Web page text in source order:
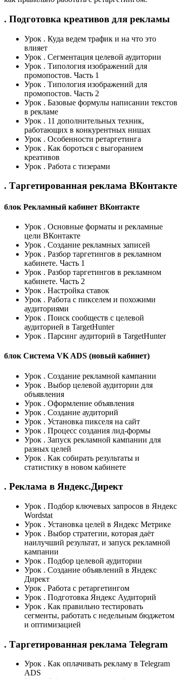
. Подготовка креативов для рекламы
Урок . Куда ведем трафик и на что это
влияет
Урок . Сегментация целевой аудитории
Урок . Типология изображений для
промопостов. Часть 1
Урок . Типология изображений для
промопостов. Часть 2
Урок . Базовые формулы написании текстов
в рекламе
Урок . 11 дополнительных техник,
работающих в конкурентных нишах
Урок . Особенности ретаргетинга
Урок . Как бороться с выгоранием
креативов
Урок . Работа с тизерами
. Таргетированная реклама ВКонтакте
блок Рекламный кабинет ВКонтакте
Урок . Основные форматы и рекламные
цели ВКонтакте
Урок . Создание рекламных записей
Урок . Разбор таргетингов в рекламном
кабинете. Часть 1
Урок . Разбор таргетингов в рекламном
кабинете. Часть 2
Урок . Настройка ставок
Урок . Работа с пикселем и похожими
аудиториями
Урок . Поиск сообществ с целевой
аудиторией в TargetHunter
Урок . Парсинг аудиторий в TargetHunter
блок Система VK ADS (новый кабинет)
Урок . Создание рекламной кампании
Урок . Выбор целевой аудитории для
объявления
Урок . Оформление объявления
Урок . Создание аудиторий
Урок . Установка пикселя на сайт
Урок . Процесс создания лид-формы
Урок . Запуск рекламной кампании для
разных целей
Урок . Как собирать результаты и
статистику в новом кабинете
. Реклама в Яндекс.Директ
Урок . Подбор ключевых запросов в Яндекс
Wordstat
Урок . Установка целей в Яндекс Метрике
Урок . Выбор стратегии, которая даёт
наилучший результат, и запуск рекламной
кампании
Урок . Подбор целевой аудитории
Урок . Создание объявлений в Яндекс
Директ
Урок . Работа с ретаргетингом
Урок . Подготовка Яндекс Аудиторий
Урок . Как правильно тестировать
сегменты, работать с недельным бюджетом
и оптимизацией
. Таргетированная реклама Telegram
Урок . Как оплачивать рекламу в Telegram
ADS